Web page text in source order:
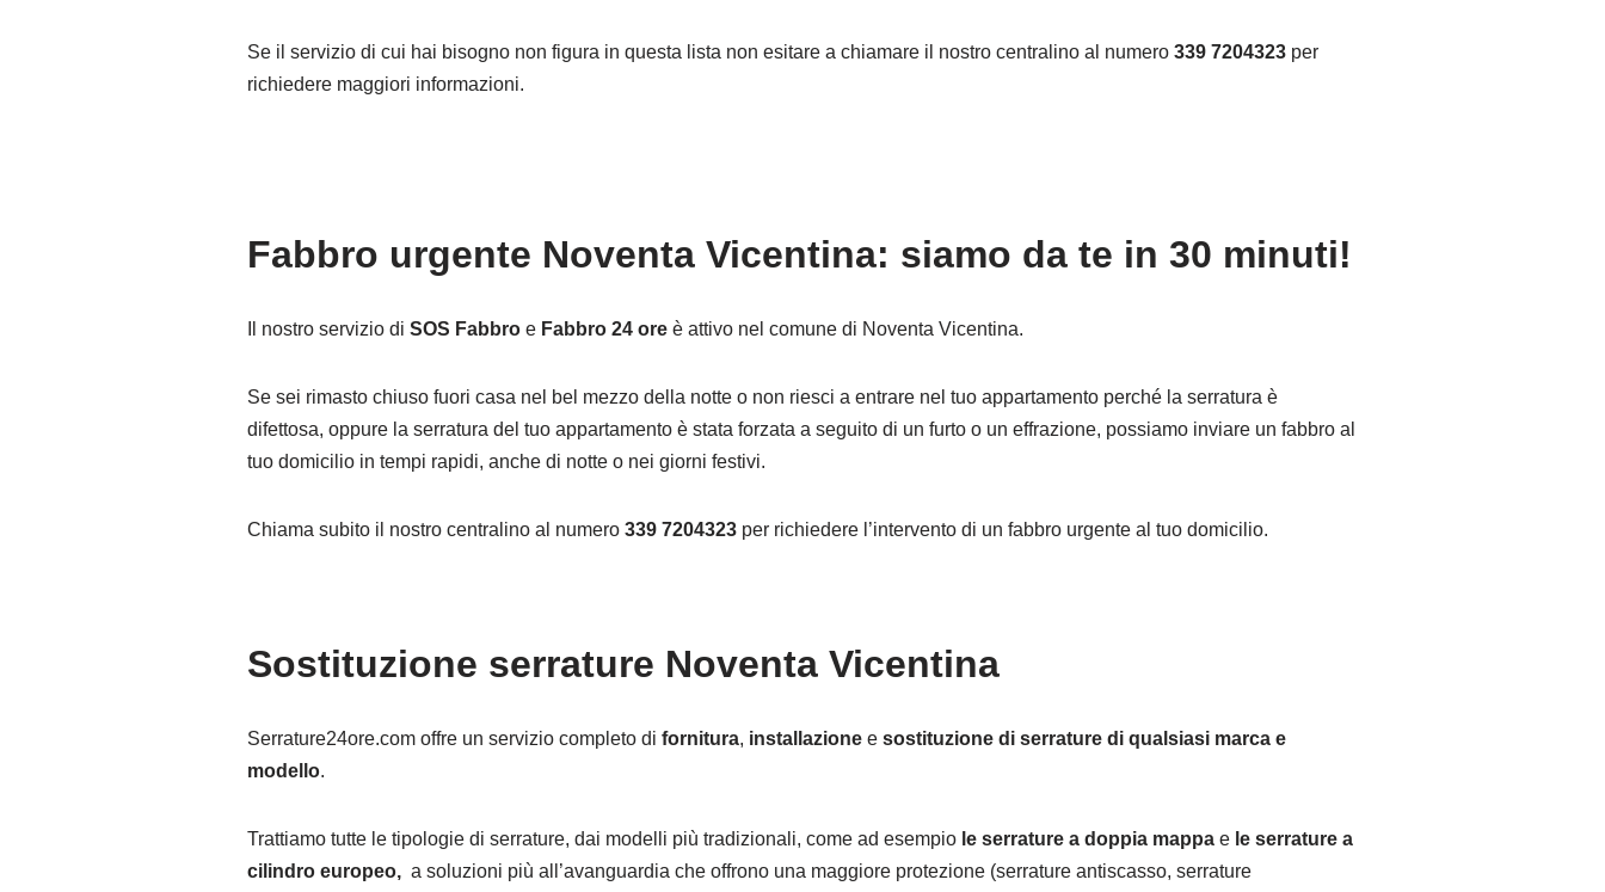
Se il servizio di cui hai bisogno non figura in questa lista non esitare a chiamare il nostro centralino al numero 339 7204323 per
richiedere maggiori informazioni.
Fabbro urgente Noventa Vicentina: siamo da te in 30 minuti!
Il nostro servizio di SOS Fabbro e Fabbro 24 ore è attivo nel comune di Noventa Vicentina.
Se sei rimasto chiuso fuori casa nel bel mezzo della notte o non riesci a entrare nel tuo appartamento perché la serratura è
difettosa, oppure la serratura del tuo appartamento è stata forzata a seguito di un furto o un effrazione, possiamo inviare un fabbro al
tuo domicilio in tempi rapidi, anche di notte o nei giorni festivi.
Chiama subito il nostro centralino al numero 339 7204323 per richiedere l’intervento di un fabbro urgente al tuo domicilio.
Sostituzione serrature Noventa Vicentina
Serrature24ore.com offre un servizio completo di fornitura, installazione e sostituzione di serrature di qualsiasi marca e
modello.
Trattiamo tutte le tipologie di serrature, dai modelli più tradizionali, come ad esempio le serrature a doppia mappa e le serrature a
cilindro europeo, a soluzioni più all’avanguardia che offrono una maggiore protezione (serrature antiscasso, serrature